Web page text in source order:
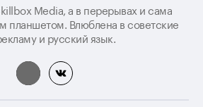
Media, а в перерывах и сама
планшетом. Влюблена в советские
и русский язык.